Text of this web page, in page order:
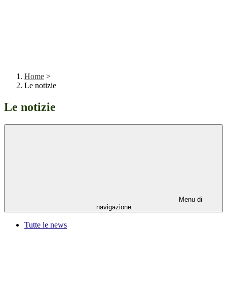
Home >
Le notizie
Le notizie
Menu di
navigazione
Tutte le news